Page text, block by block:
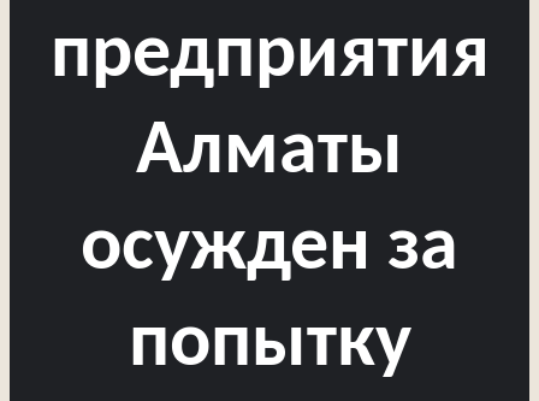
предприятия
Алматы
осужден за
попытку